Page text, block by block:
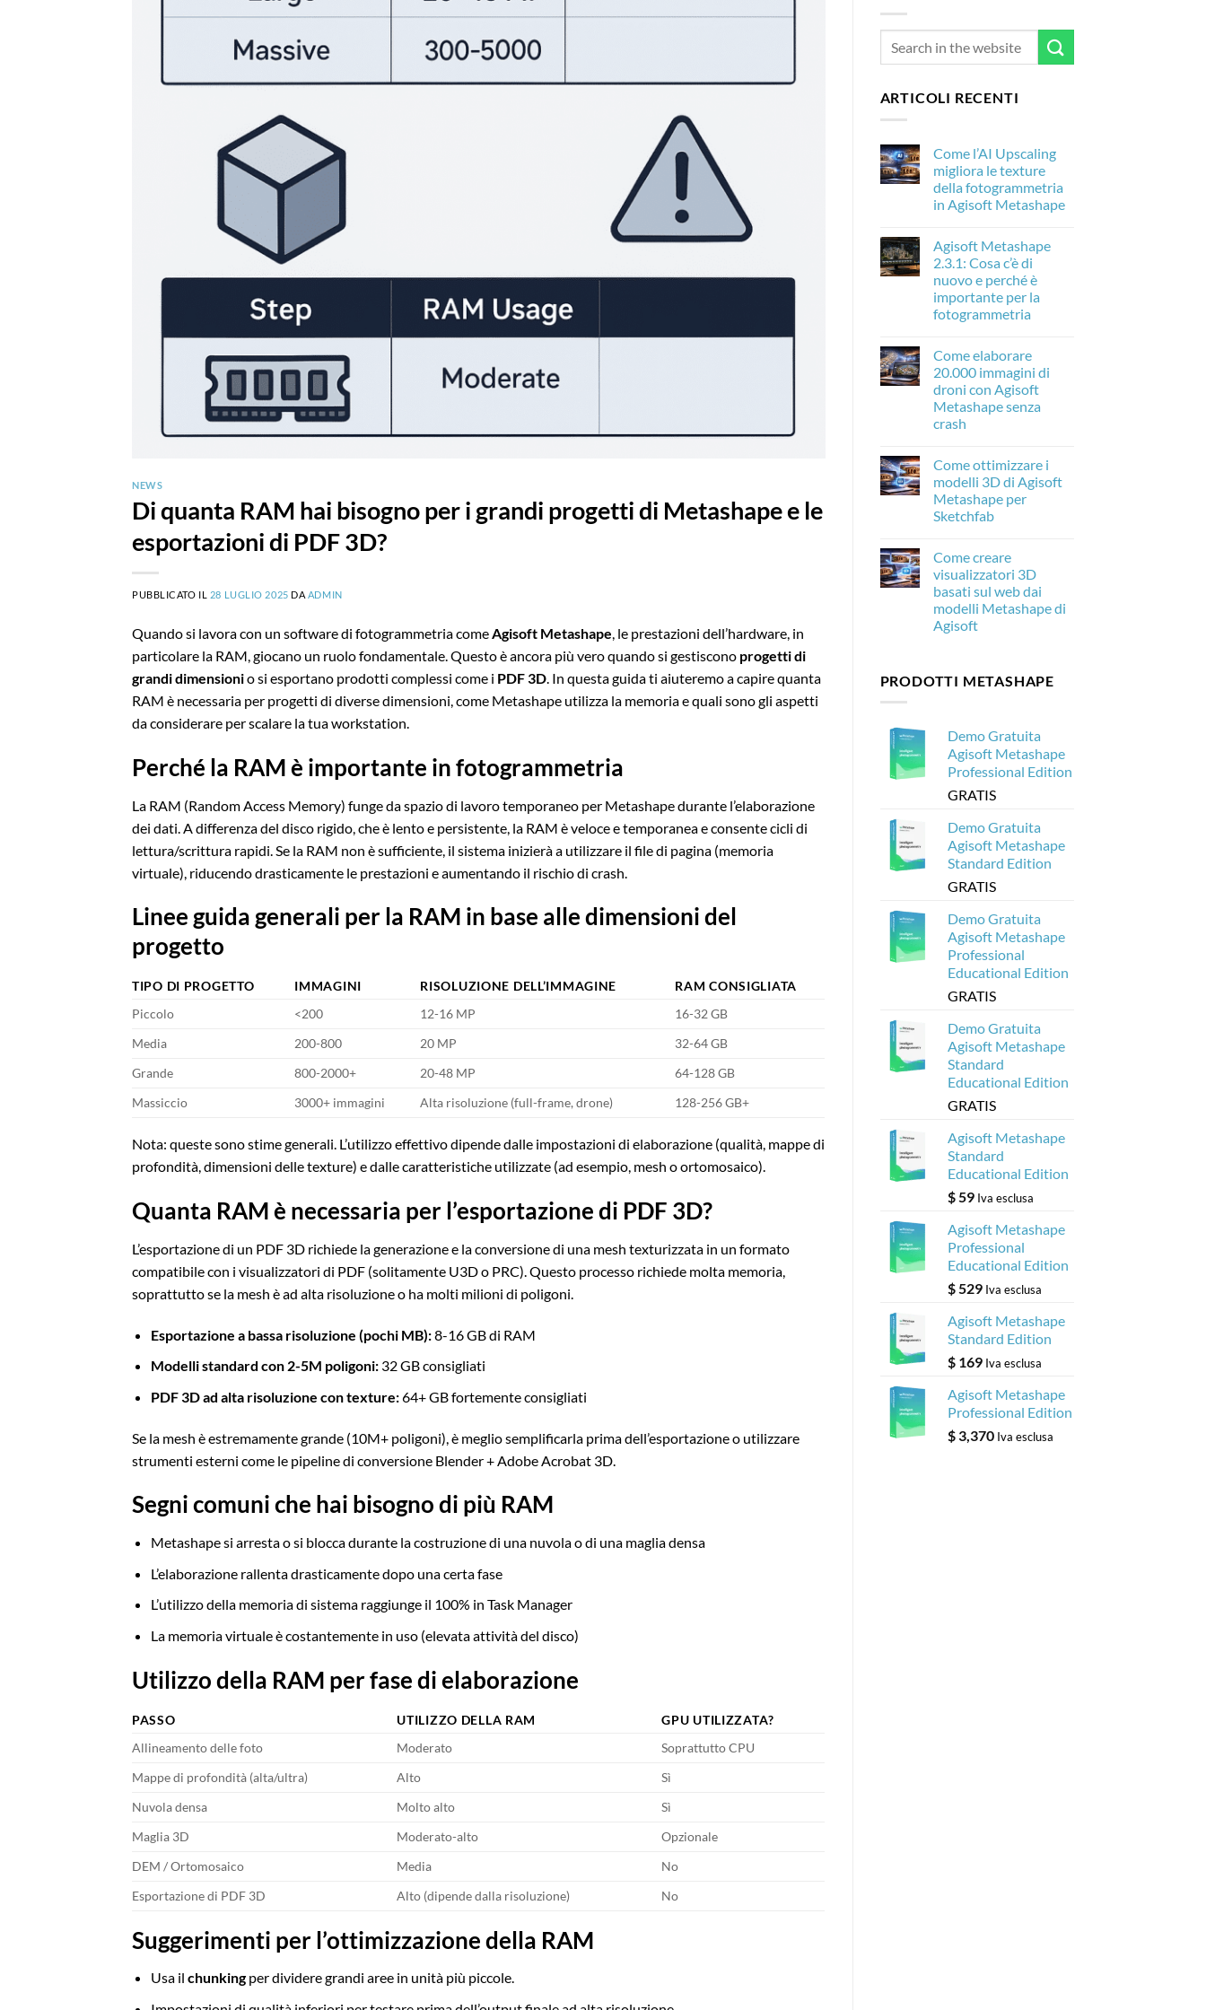
NEWS
Di quanta RAM hai bisogno per i grandi progetti di Metashape e le
esportazioni di PDF 3D?
PUBBLICATO IL 28 LUGLIO 2025 DA ADMIN
Quando si lavora con un software di fotogrammetria comeAgisoft Metashape, le prestazioni dell’hardware, in
particolare la RAM, giocano un ruolo fondamentale. Questo è ancora più vero quando si gestiscono progetti di
grandi dimensionio si esportano prodotti complessi come i PDF 3D. In questa guida ti aiuteremo a capire quanta
RAM è necessaria per progetti di diverse dimensioni, come Metashape utilizza la memoria e quali sono gli aspetti
da considerare per scalare la tua workstation.
Perché la RAM è importante in fotogrammetria
La RAM (Random Access Memory) funge da spazio di lavoro temporaneo per Metashape durante l’elaborazione
dei dati. A differenza del disco rigido, che è lento e persistente, la RAM è veloce e temporanea e consente cicli di
lettura/scrittura rapidi. Se la RAM non è sufficiente, il sistema inizierà a utilizzare il file di pagina (memoria
virtuale), riducendo drasticamente le prestazioni e aumentando il rischio di crash.
Linee guida generali per la RAM in base alle dimensioni del
progetto
TIPO DI PROGETTO IMMAGINI RISOLUZIONE DELL’IMMAGINE
RAM CONSIGLIATA
Piccolo
<200 12-16 MP
16-32 GB
Media
200-800 20 MP
32-64 GB
Grande
800-2000+ 20-48 MP
64-128 GB
Massiccio
3000+ immagini Alta risoluzione (full-frame, drone) 128-256 GB+
Nota: queste sono stime generali. L’utilizzo effettivo dipende dalle impostazioni di elaborazione (qualità, mappe di
profondità, dimensioni delle texture) e dalle caratteristiche utilizzate (ad esempio, mesh o ortomosaico).
Quanta RAM è necessaria per l’esportazione di PDF 3D?
L’esportazione di un PDF 3D richiede la generazione e la conversione di una mesh texturizzata in un formato
compatibile con i visualizzatori di PDF (solitamente U3D o PRC). Questo processo richiede molta memoria,
soprattutto se la mesh è ad alta risoluzione o ha molti milioni di poligoni.
Esportazione a bassa risoluzione (pochi MB):8-16 GB di RAM
Modelli standard con 2-5M poligoni:32 GB consigliati
PDF 3D ad alta risoluzione con texture:64+ GB fortemente consigliati
Se la mesh è estremamente grande (10M+ poligoni), è meglio semplificarla prima dell’esportazione o utilizzare
strumenti esterni come le pipeline di conversione Blender + Adobe Acrobat 3D.
Segni comuni che hai bisogno di più RAM
Metashape si arresta o si blocca durante la costruzione di una nuvola o di una maglia densa
L’elaborazione rallenta drasticamente dopo una certa fase
L’utilizzo della memoria di sistema raggiunge il 100% in Task Manager
La memoria virtuale è costantemente in uso (elevata attività del disco)
Utilizzo della RAM per fase di elaborazione
PASSO UTILIZZO DELLA RAM
GPU UTILIZZATA?
Allineamento delle foto
Moderato
Soprattutto CPU
Mappe di profondità (alta/ultra)
Alto
Sì
Nuvola densa
Molto alto
Sì
Maglia 3D
Moderato-alto
Opzionale
DEM / Ortomosaico
Media
No
Esportazione di PDF 3D
Alto (dipende dalla risoluzione) No
Suggerimenti per l’ottimizzazione della RAM
Usa il chunkingper dividere grandi aree in unità più piccole.
ARTICOLI RECENTI
Come l’AI Upscaling
migliora le texture
della fotogrammetria
in Agisoft Metashape
su
Come
l’AI
Upscaling
migliora
le
texture
in
Agisoft
Metashape
Agisoft Metashape
2.3.1: Cosa c’è di
nuovo e perché è
importante per la
fotogrammetria
su
Agisoft
Metashape
2.3.1:
Cosa
c’è
di
perché
è
importante
per
la
fotogrammetria
Come elaborare
20.000 immagini di
droni con Agisoft
Metashape senza
crash
su
elaborare
20.000
immagini
di
Agisoft
Metashape
senza
crash
Come ottimizzare i
modelli 3D di Agisoft
Metashape per
Sketchfab
su
Come
ottimizzare
modelli
3D
di
Come creare
visualizzatori 3D
basati sul web dai
modelli Metashape di
Agisoft
Come
creare
modelli
PRODOTTI METASHAPE
Demo Gratuita
Agisoft Metashape
Professional Edition
GRATIS
Demo Gratuita
Agisoft Metashape
Standard Edition
GRATIS
Demo Gratuita
Agisoft Metashape
Professional
Educational Edition
GRATIS
Demo Gratuita
Agisoft Metashape
Standard
Educational Edition
GRATIS
Agisoft Metashape
Standard
Educational Edition
$59 Iva esclusa
Agisoft Metashape
Professional
Educational Edition
$529 Iva esclusa
Agisoft Metashape
Standard Edition
$169 Iva esclusa
Agisoft Metashape
Professional Edition
$3,370 Iva esclusa